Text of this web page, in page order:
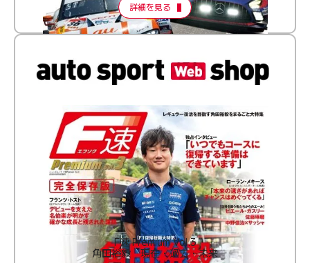
詳細を見る
F速 Premium Vol.3
角田裕毅 現在・過去・未来